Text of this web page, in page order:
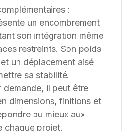
:
un encombrement
son intégration même
restreints. Son poids
un déplacement aisé
sa stabilité.
demande, il peut être
dimensions, finitions et
au mieux aux
chaque projet.